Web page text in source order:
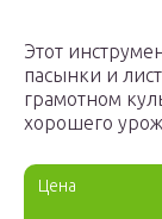
Этот
пасынки и
грамотном
хорошего
Цена